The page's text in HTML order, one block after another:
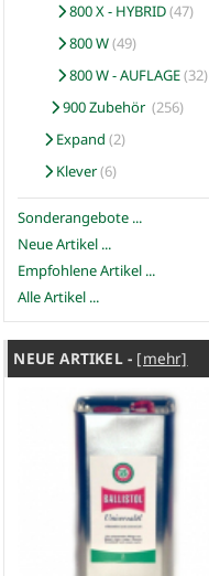
800 X - HYBRID(47)
800 W(49)
800 W - AUFLAGE(32)
900 Zubehör (256)
Expand (2)
Klever(6)
Sonderangebote ...
Neue Artikel ...
Empfohlene Artikel ...
Alle Artikel ...
NEUE ARTIKEL - [mehr]